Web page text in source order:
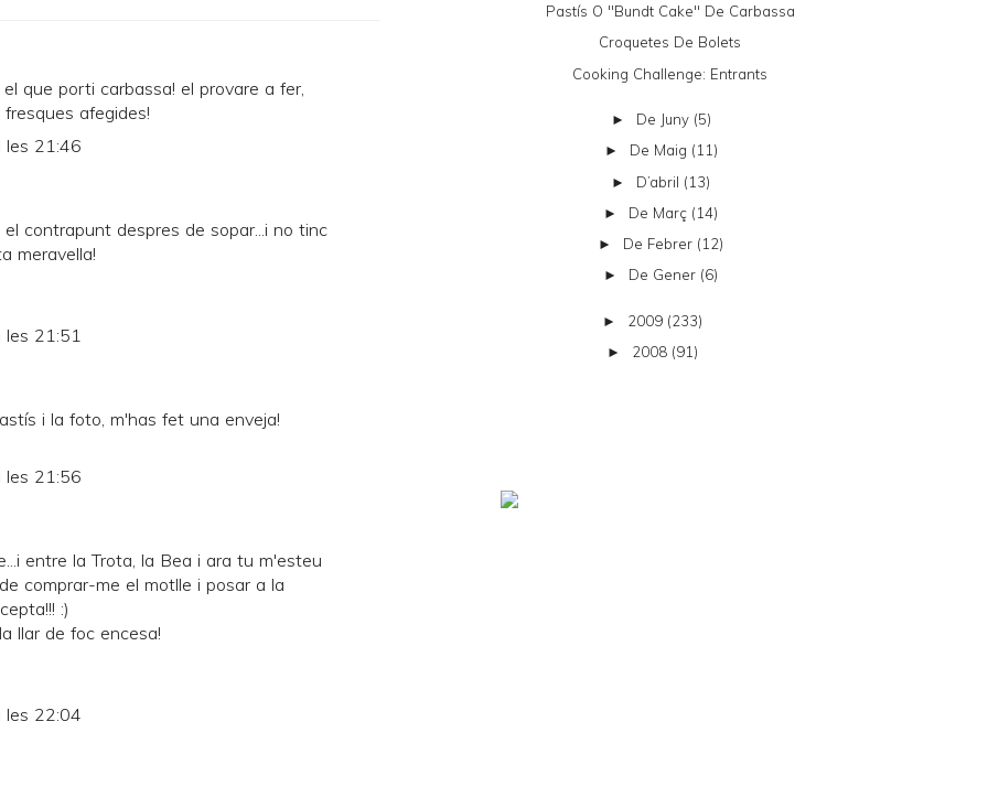
que porti carbassa! el provare a fer,
afegides!
les 21:46
contrapunt despres de sopar...i no tinc
meravella!
les 21:51
i la foto, m'has fet una enveja!
les 21:56
entre la Trota, la Bea i ara tu m'esteu
comprar-me el motlle i posar a la
:)
llar de foc encesa!
les 22:04
Pastís O "bundt Cake" De Carbassa
Croquetes De Bolets
Cooking Challenge: Entrants
► De Juny (5)
► De Maig (11)
► D’abril (13)
► De Març (14)
► De Febrer (12)
► De Gener (6)
► 2009 (233)
► 2008 (91)